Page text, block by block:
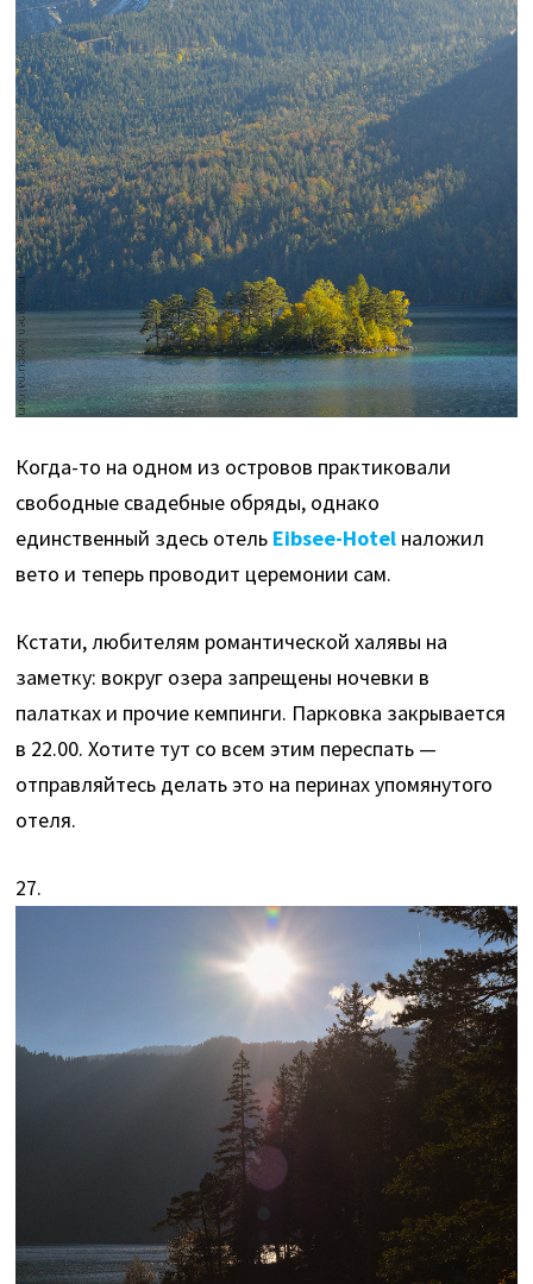
Когда-то на одном из островов практиковали
свободные свадебные обряды, однако
единственный здесь отель Eibsee-Hotel наложил
вето и теперь проводит церемонии сам.
Кстати, любителям романтической халявы на
заметку: вокруг озера запрещены ночевки в
палатках и прочие кемпинги. Парковка закрывается
в 22.00. Хотите тут со всем этим переспать —
отправляйтесь делать это на перинах упомянутого
отеля.
27.